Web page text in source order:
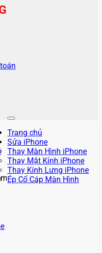
Trang chủ
Sửa iPhone
Thay Màn Hình iPhone
Thay Mặt Kính iPhone
Thay Kính Lưng iPhone
Ép Cổ Cáp Màn Hình